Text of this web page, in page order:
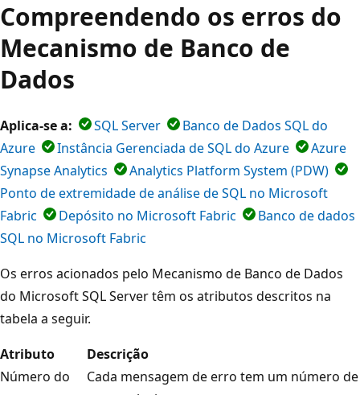
Compreendendo os erros do
Mecanismo de Banco de
Dados
Aplica-se a: SQL Server
Banco de Dados SQL do
Azure
Instância Gerenciada de SQL do Azure
Azure
Synapse Analytics
Analytics Platform System (PDW)
Ponto de extremidade de análise de SQL no Microsoft
Fabric
Depósito no Microsoft Fabric
Banco de dados
SQL no Microsoft Fabric
Os erros acionados pelo Mecanismo de Banco de Dados
do Microsoft SQL Server têm os atributos descritos na
tabela a seguir.
Atributo
Descrição
Número do
Cada mensagem de erro tem um número de